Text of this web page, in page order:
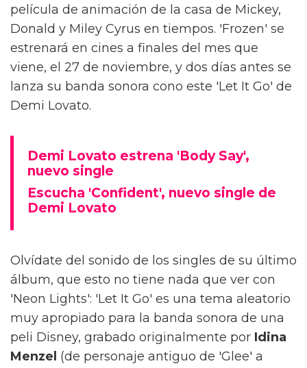
película de animación de la casa de Mickey,
Donald y Miley Cyrus en tiempos. 'Frozen' se
estrenará en cines a finales del mes que
viene, el 27 de noviembre, y dos días antes se
lanza su banda sonora cono este 'Let It Go' de
Demi Lovato.
Demi Lovato estrena 'Body Say',
nuevo single
Escucha 'Confident', nuevo single de
Demi Lovato
Olvídate del sonido de los singles de su último
álbum, que esto no tiene nada que ver con
'Neon Lights': 'Let It Go' es una tema aleatorio
muy apropiado para la banda sonora de una
peli Disney, grabado originalmente por Idina
Menzel (de personaje antiguo de 'Glee' a